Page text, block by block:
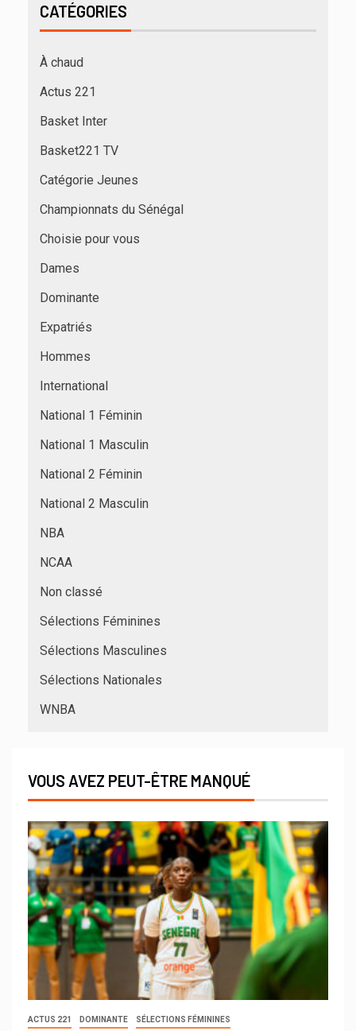
CATÉGORIES
À chaud
Actus 221
Basket Inter
Basket221 TV
Catégorie Jeunes
Championnats du Sénégal
Choisie pour vous
Dames
Dominante
Expatriés
Hommes
International
National 1 Féminin
National 1 Masculin
National 2 Féminin
National 2 Masculin
NBA
NCAA
Non classé
Sélections Féminines
Sélections Masculines
Sélections Nationales
WNBA
VOUS AVEZ PEUT-ÊTRE MANQUÉ
ACTUS 221 DOMINANTE
SÉLECTIONS FÉMININES